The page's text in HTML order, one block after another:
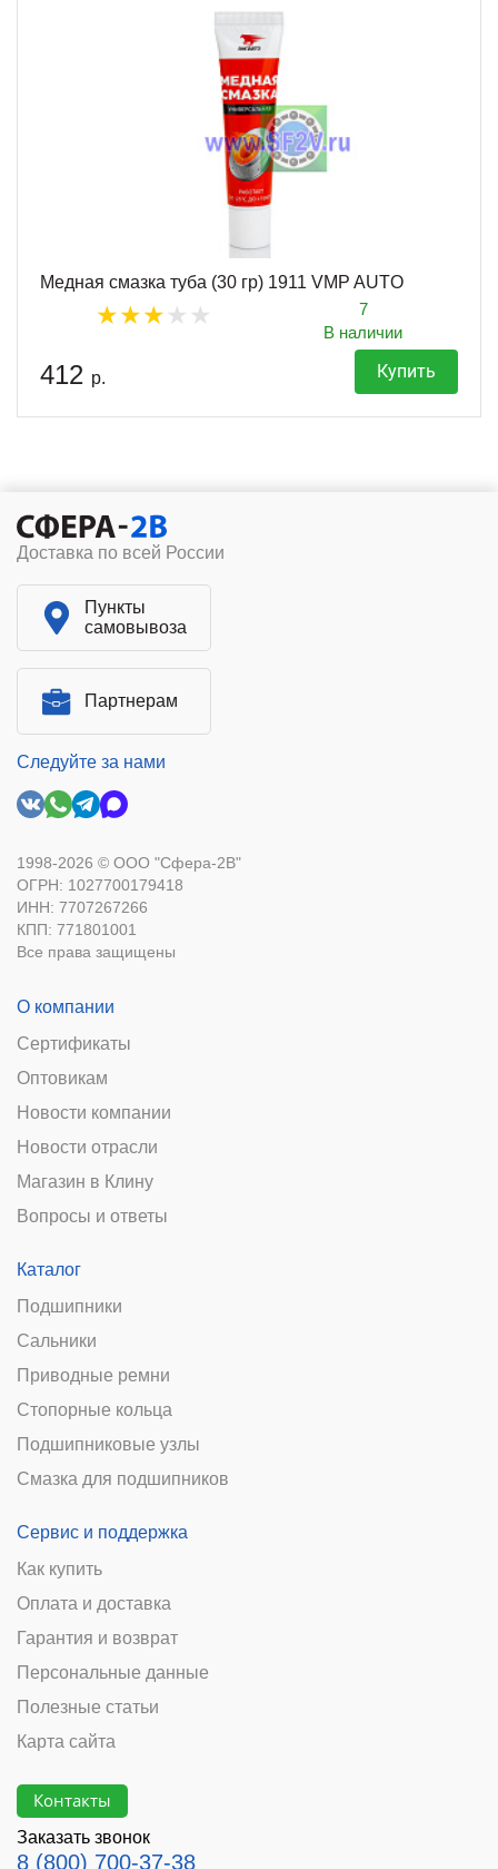
Медная смазка туба (30 гр) 1911 VMP AUTO
7
В наличии
412 р. Купить
Доставка по всей России
Пункты
самовывоза
Партнерам
Следуйте за нами
1998-2026 © ООО "Сфера-2В"
ОГРН: 1027700179418
ИНН: 7707267266
КПП: 771801001
Все права защищены
О компании
Сертификаты
Оптовикам
Новости компании
Новости отрасли
Магазин в Клину
Вопросы и ответы
Каталог
Подшипники
Сальники
Приводные ремни
Стопорные кольца
Подшипниковые узлы
Смазка для подшипников
Сервис и поддержка
Как купить
Оплата и доставка
Гарантия и возврат
Персональные данные
Полезные статьи
Карта сайта
Контакты
Заказать звонок
8 (800) 700-37-38